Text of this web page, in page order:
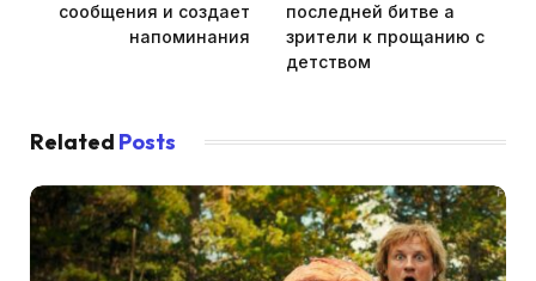
сообщения и создает
напоминания
последней битве а
зрители к прощанию с
детством
Related Posts